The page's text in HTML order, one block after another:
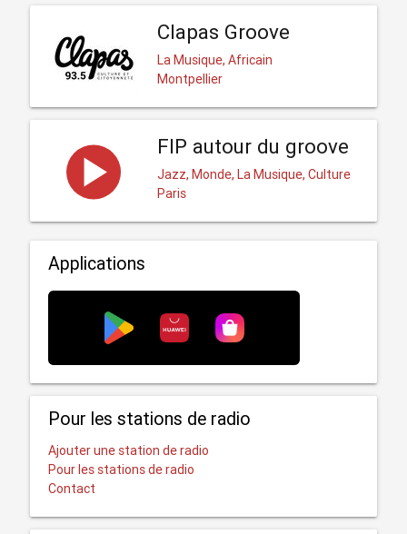
Clapas Groove
La Musique, Africain
Montpellier
FIP autour du groove
Jazz, Monde, La Musique, Culture
Paris
Applications
Pour les stations de radio
Ajouter une station de radio
Pour les stations de radio
Contact